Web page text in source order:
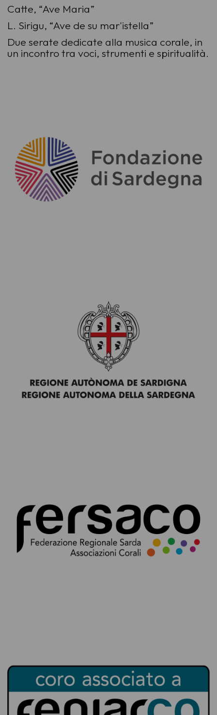
Catte, “Ave Maria”
L. Sirigu, “Ave de su mar'istella”
Due serate dedicate alla musica corale, in
un incontro tra voci, strumenti e spiritualità.